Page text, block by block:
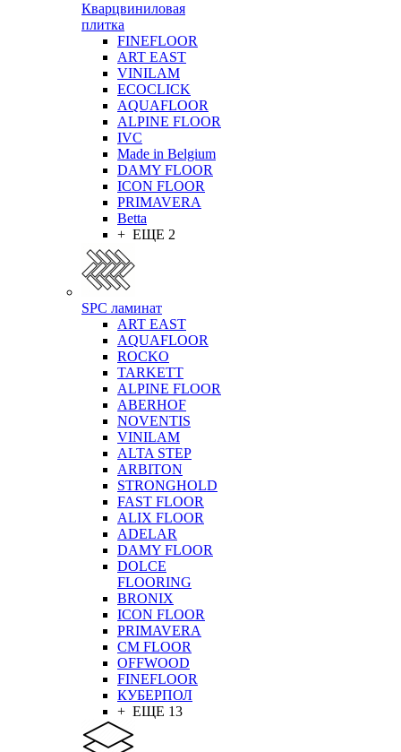
Кварцвиниловая
плитка
FINEFLOOR
ART EAST
VINILAM
ECOCLICK
AQUAFLOOR
ALPINE FLOOR
IVC
Made in Belgium
DAMY FLOOR
ICON FLOOR
PRIMAVERA
Betta
+ ЕЩЕ 2
SPC ламинат
ART EAST
AQUAFLOOR
ROCKO
TARKETT
ALPINE FLOOR
ABERHOF
NOVENTIS
VINILAM
ALTA STEP
ARBITON
STRONGHOLD
FAST FLOOR
ALIX FLOOR
ADELAR
DAMY FLOOR
DOLCE
FLOORING
BRONIX
ICON FLOOR
PRIMAVERA
CM FLOOR
OFFWOOD
FINEFLOOR
КУБЕРПОЛ
+ ЕЩЕ 13